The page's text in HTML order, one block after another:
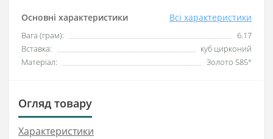
Основні характеристики Всі характеристики
Вага (грам):
6.17
Вставка:
куб цирконий
Матеріал:
Золото 585°
Огляд товару
Характеристики